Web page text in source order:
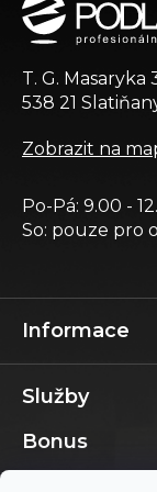
Informace
Služby
Bonus
T. G. Masaryka
538 21
Zobrazit na
Po-Pá: 9.00 -
So: pouze pro